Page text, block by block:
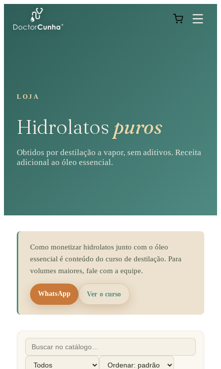
LOJA
Hidrolatos puros
Obtidos por destilação a vapor, sem aditivos. Receita
adicional ao óleo essencial.
Como monetizar hidrolatos junto com o óleo
essencial é conteúdo do curso de destilação. Para
volumes maiores, fale com a equipe.
WhatsApp Ver o curso